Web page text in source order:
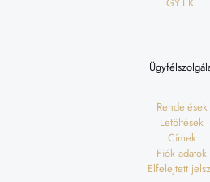
Rendelések
Letöltések
Címek
Fiók adatok
Elfelejtett